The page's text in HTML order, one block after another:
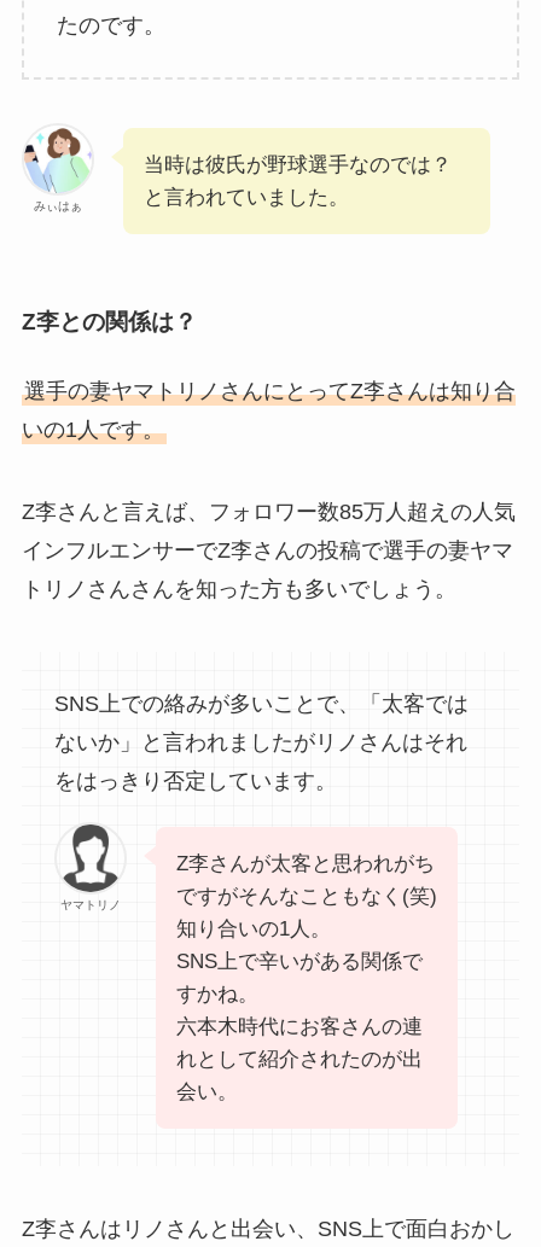
たのです。
みぃはぁ
当時は彼氏が野球選手なのでは？
と言われていました。
Z李との関係は？
選手の妻ヤマトリノさんにとってZ李さんは知り合
いの1人です。
Z李さんと言えば、フォロワー数85万人超えの人気
インフルエンサーでZ李さんの投稿で選手の妻ヤマ
トリノさんさんを知った方も多いでしょう。
SNS上での絡みが多いことで、「太客では
ないか」と言われましたがリノさんはそれ
をはっきり否定しています。
ヤマトリノ
Z李さんが太客と思われがち
ですがそんなこともなく(笑)
知り合いの1人。
SNS上で辛いがある関係で
すかね。
六本木時代にお客さんの連
れとして紹介されたのが出
会い。
Z李さんはリノさんと出会い、SNS上で面白おかし